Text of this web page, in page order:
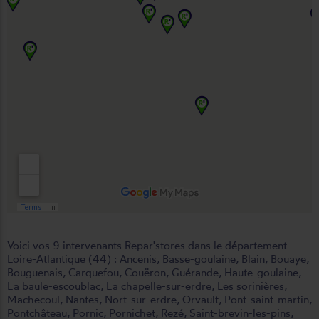
Voici vos 9 intervenants Repar'stores dans le département
Loire-Atlantique (44) : Ancenis, Basse-goulaine, Blain, Bouaye,
Bouguenais, Carquefou, Couëron, Guérande, Haute-goulaine,
La baule-escoublac, La chapelle-sur-erdre, Les sorinières,
Machecoul , Nantes, Nort-sur-erdre, Orvault, Pont-saint-martin,
Pontchâteau, Pornic, Pornichet, Rezé, Saint-brevin-les-pins,